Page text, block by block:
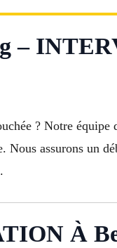
–
? Notre
assurons un
À